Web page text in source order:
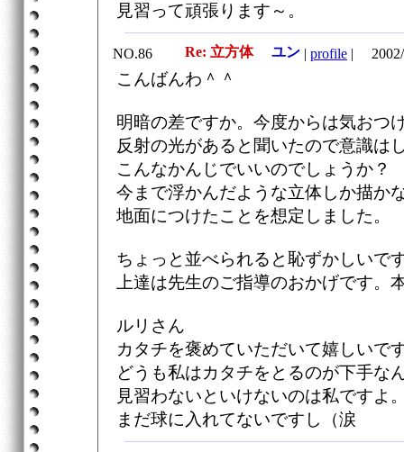
見習って頑張ります～。
NO.86 Re: 立方体 ユン | profile | 2002/
こんばんわ＾＾
明暗の差ですか。今度からは気おつ
反射の光があると聞いたので意識は
こんなかんじでいいのでしょうか？
今まで浮かんだような立体しか描か
地面につけたことを想定しました。
ちょっと並べられると恥ずかしいで
上達は先生のご指導のおかげです。
ルリさん
カタチを褒めていただいて嬉しいで
どうも私はカタチをとるのが下手な
見習わないといけないのは私ですよ
まだ球に入れてないですし（涙